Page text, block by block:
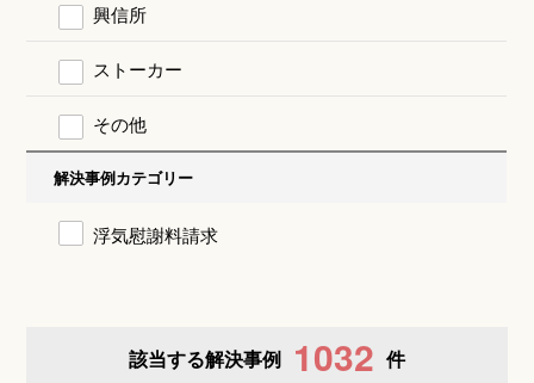
興信所
ストーカー
その他
解決事例カテゴリー
浮気慰謝料請求
該当する解決事例 1032 件